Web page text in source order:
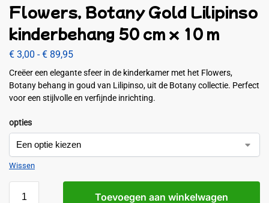
Flowers, Botany Gold Lilipinso
kinderbehang 50 cm x 10 m
€ 3,00 - € 89,95
Creëer een elegante sfeer in de kinderkamer met het Flowers,
Botany behang in goud van Lilipinso, uit de Botany collectie. Perfect
voor een stijlvolle en verfijnde inrichting.
opties
Wissen
Toevoegen aan winkelwagen